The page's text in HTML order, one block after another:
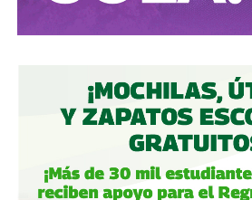
Algo similar realizó en 2020 con
del Centro Norte(OMA), el
Fintech compró primero acciones
garantizaban el control de la
concretó una oferta pública con la
alcanzó el 30.1% de participación
para mantener el control hasta que
francesa Vinci Airports en 2022 (El